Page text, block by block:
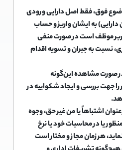
فوق، فقط اصل دارایی ورودی
به ایشان واریز و حساب
موظف است در صورت منفی
نسبت به جبران و تسویه اقدام
صورت مشاهده این‌گونه
را جهت بررسی و ایجاد شکواییه در
اشتباهاً یا من غیر حق، وجوه
یا در محاسبات خود یا نرخ
هر زمان مجاز و مختار است